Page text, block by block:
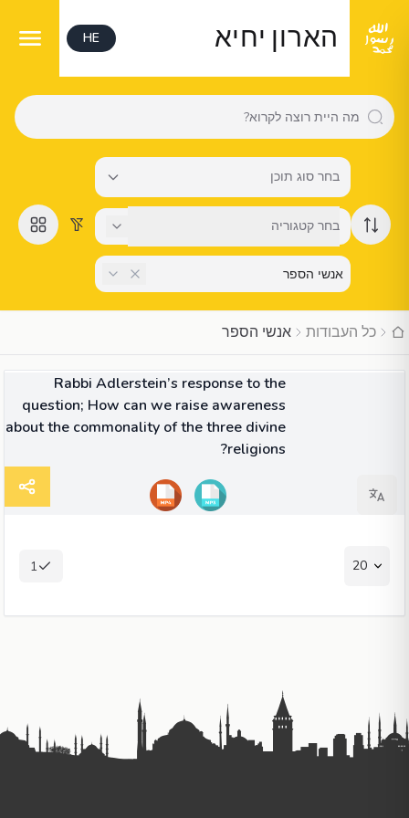
הארון יחיא HE
בחר סוג תוכן
בחר קטגוריה
כל העבודות אנשי הספר
Rabbi Adlerstein’s response to the
question; How can we raise awareness
about the commonality of the three divine
religions?
1 20